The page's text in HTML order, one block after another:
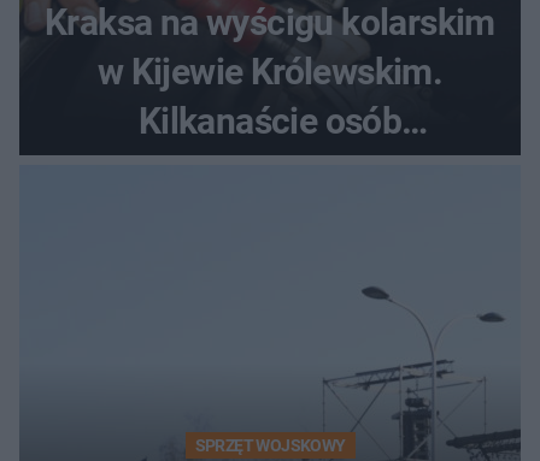
Kraksa na wyścigu kolarskim
w Kijewie Królewskim.
Kilkanaście osób
SPRZĘT WOJSKOWY